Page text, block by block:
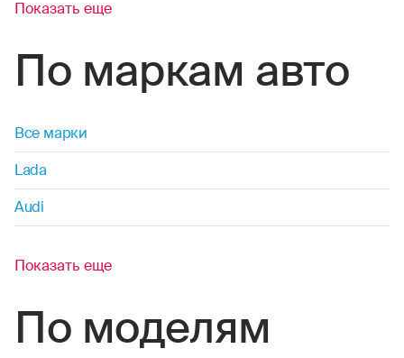
Показать еще
По маркам авто
Все марки
Lada
Audi
Показать еще
По моделям